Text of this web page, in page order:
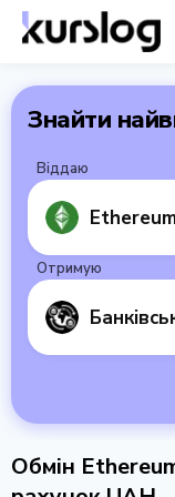
Знайти
Віддаю
Отримую
Обмін